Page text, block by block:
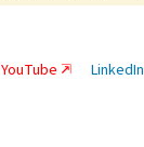
YouTube LinkedIn